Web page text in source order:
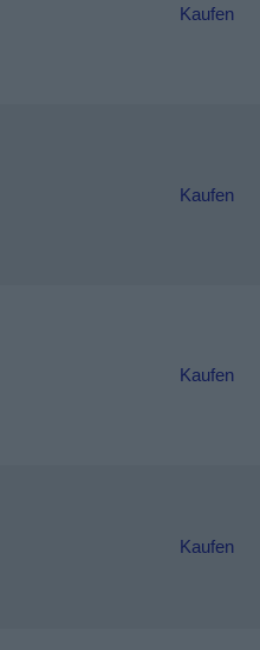
Kaufen
Kaufen
Kaufen
Kaufen